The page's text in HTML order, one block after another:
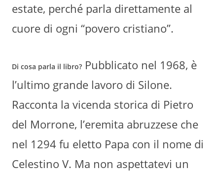
estate, perché parla direttamente al
cuore di ogni “povero cristiano”.
Di cosa parla il libro? Pubblicato nel 1968, è
l’ultimo grande lavoro di Silone.
Racconta la vicenda storica di Pietro
del Morrone, l’eremita abruzzese che
nel 1294 fu eletto Papa con il nome di
Celestino V. Ma non aspettatevi un